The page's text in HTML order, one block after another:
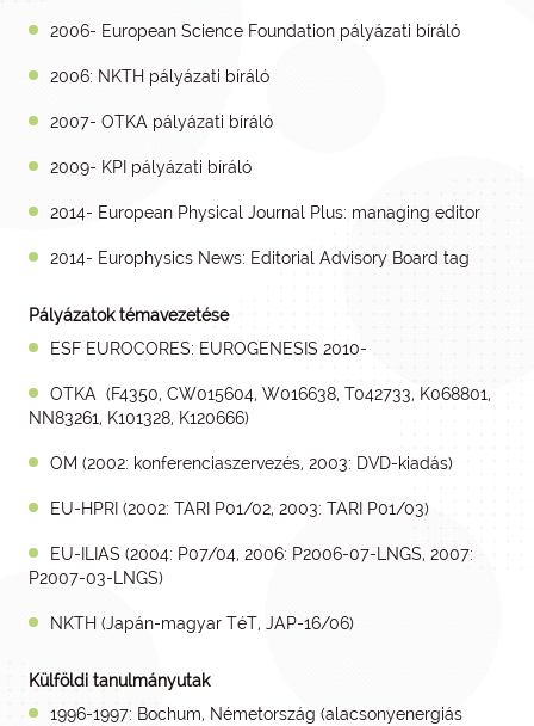
2006- European Science Foundation pályázati bíráló
2006: NKTH pályázati bíráló
2007- OTKA pályázati bíráló
2009- KPI pályázati bíráló
2014- European Physical Journal Plus: managing editor
2014- Europhysics News: Editorial Advisory Board tag
Pályázatok témavezetése
ESF EUROCORES: EUROGENESIS 2010-
OTKA (F4350, CW015604, W016638, T042733, K068801,
NN83261, K101328, K120666)
OM (2002: konferenciaszervezés, 2003: DVD-kiadás)
EU-HPRI (2002: TARI P01/02, 2003: TARI P01/03)
EU-ILIAS (2004: P07/04, 2006: P2006-07-LNGS, 2007:
P2007-03-LNGS)
NKTH (Japán-magyar TéT, JAP-16/06)
Külföldi tanulmányutak
1996-1997: Bochum, Németország (alacsonyenergiás